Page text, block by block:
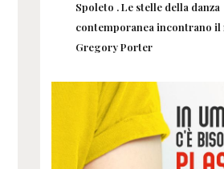
Spoleto . Le stelle della danza
contemporanea incontrano il
Gregory Porter